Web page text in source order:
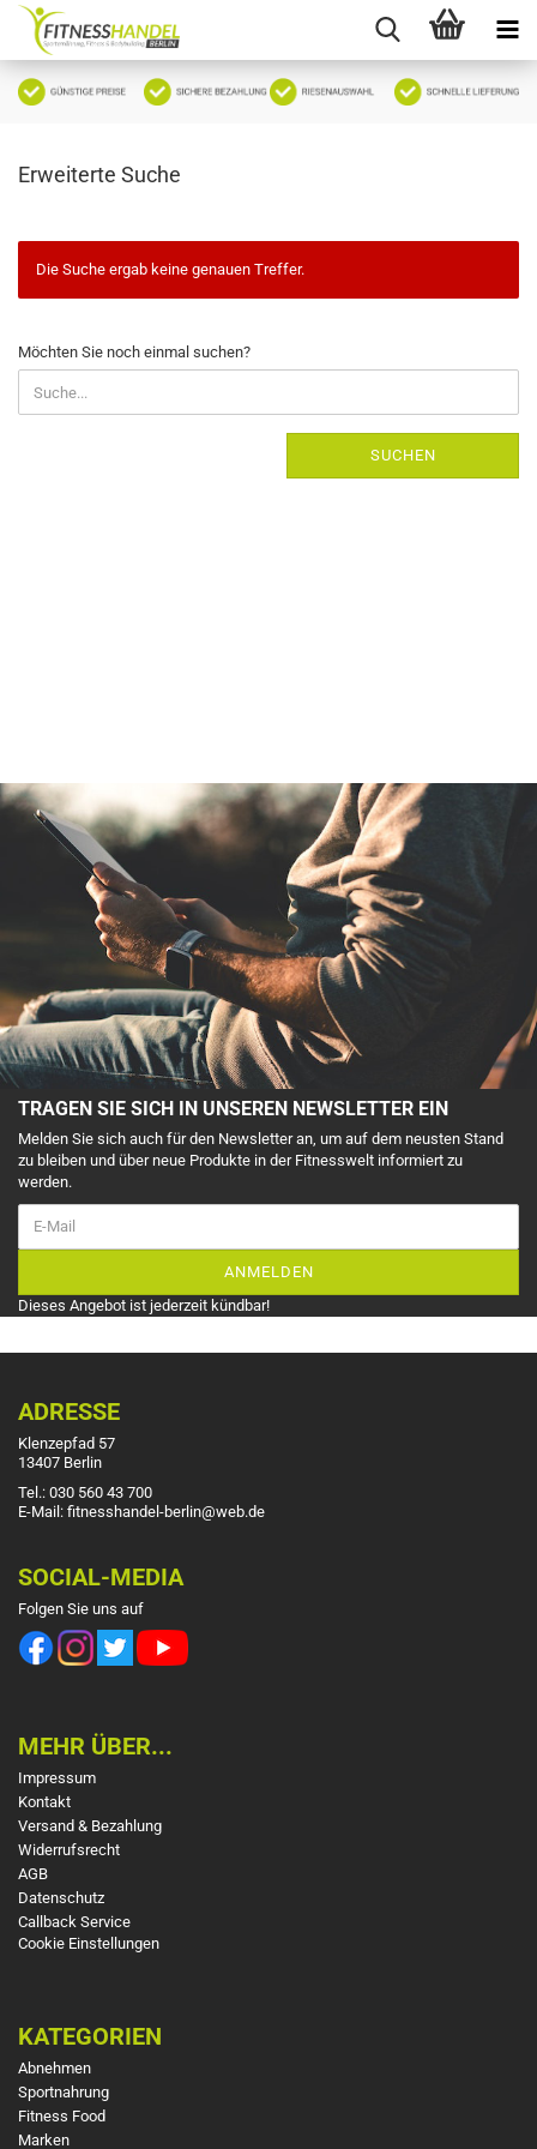
Erweiterte Suche
Die Suche ergab keine genauen Treffer.
MÖCHTEN
SIE
NOCH
EINMAL
Möchten Sie noch einmal suchen?
SUCHEN
TRAGEN SIE SICH IN UNSEREN NEWSLETTER EIN
Melden Sie sich auch für den Newsletter an, um auf dem neusten Stand
zu bleiben und über neue Produkte in der Fitnesswelt informiert zu
werden.
ANMELDEN
Dieses Angebot ist jederzeit kündbar!
ADRESSE
Klenzepfad 57
13407 Berlin
Tel.: 030 560 43 700
E-Mail: fitnesshandel-berlin@web.de
SOCIAL-MEDIA
Folgen Sie uns auf
MEHR ÜBER...
Impressum
Kontakt
Versand & Bezahlung
Widerrufsrecht
AGB
Datenschutz
Callback Service
Cookie Einstellungen
KATEGORIEN
Abnehmen
Sportnahrung
Fitness Food
Marken